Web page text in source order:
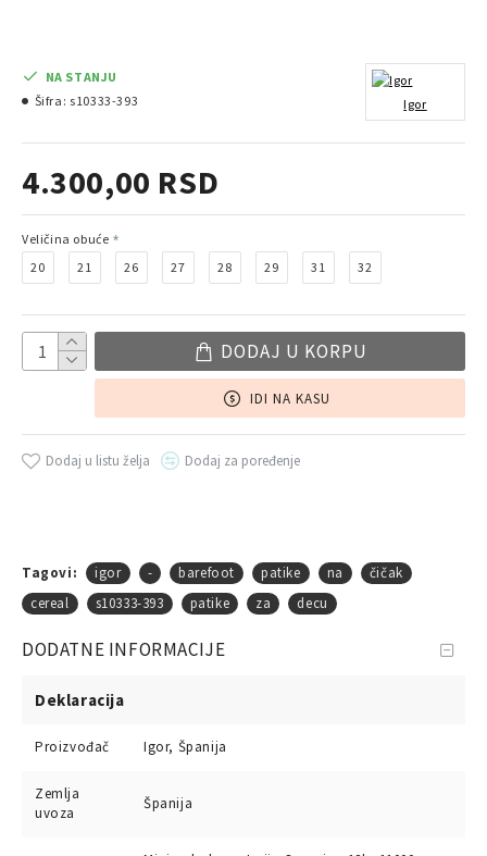
4.300,00 RSD
NA STANJU
Šifra: s10333-393 Igor
Veličina obuće
20
21 26 27 28 29 31 32
DODAJ U KORPU
IDI NA KASU
Dodaj u listu želja Dodaj za poređenje
Tagovi: igor - barefoot patike na
čičak
cereal
s10333-393 patike za decu
DODATNE INFORMACIJE
Deklaracija
Proizvođač Igor, Španija
Zemlja
uvoza
Španija